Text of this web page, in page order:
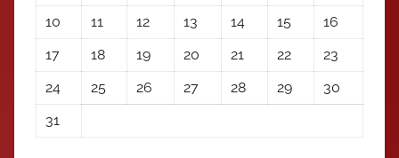
10
11 12 13 14 15
16
17
18 19 20 21 22
23
24
25 26 27 28 29
30
31